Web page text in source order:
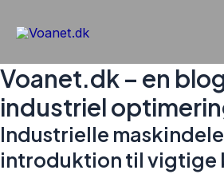
Voanet.dk – en
industriel
Industrielle
introduktion til vigtige